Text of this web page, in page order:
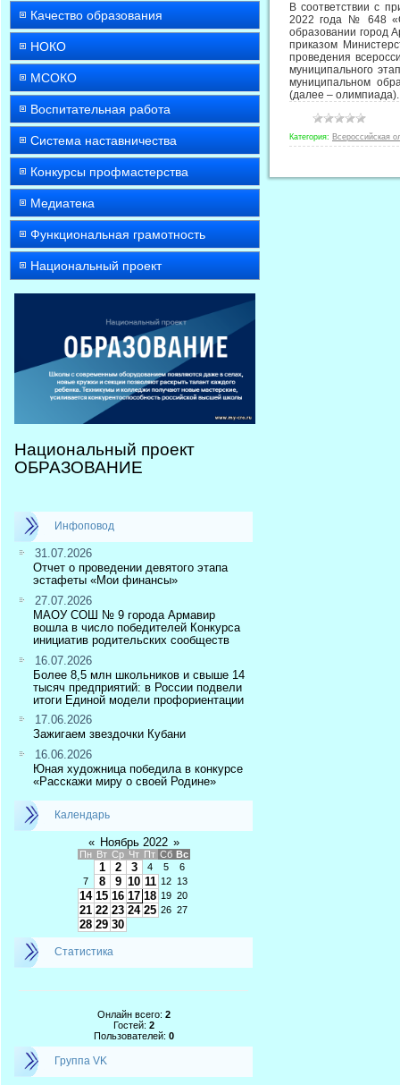
Качество образования
НОКО
МСОКО
Воспитательная работа
Система наставничества
Конкурсы профмастерства
Медиатека
Функциональная грамотность
Национальный проект
Национальный проект
ОБРАЗОВАНИЕ
Инфоповод
31.07.2026
Отчет о проведении девятого этапа
эстафеты «Мои финансы»
27.07.2026
МАОУ СОШ № 9 города Армавир
вошла в число победителей Конкурса
инициатив родительских сообществ
16.07.2026
Более 8,5 млн школьников и свыше 14
тысяч предприятий: в России подвели
итоги Единой модели профориентации
17.06.2026
Зажигаем звездочки Кубани
16.06.2026
Юная художница победила в конкурсе
«Расскажи миру о своей Родине»
Календарь
« Ноябрь 2022 »
Пн Вт Ср Чт Пт Сб Вс
1 2 3 4 5
6
7
8 9 10 11 12 13
14 15 16 17 18 19 20
21 22 23 24 25 26 27
28 29 30
Статистика
Онлайн всего: 2
Гостей: 2
Пользователей: 0
Группа VK
В соответствии с
2022 года № 648
образовании город
приказом
проведения
муниципального
муниципальном
(далее –
Категория: Всероссийская